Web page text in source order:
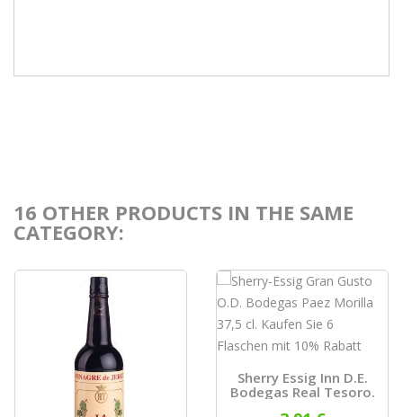
16 OTHER PRODUCTS IN THE SAME
CATEGORY:
Sherry Essig Inn D.E.
Bodegas Real Tesoro.